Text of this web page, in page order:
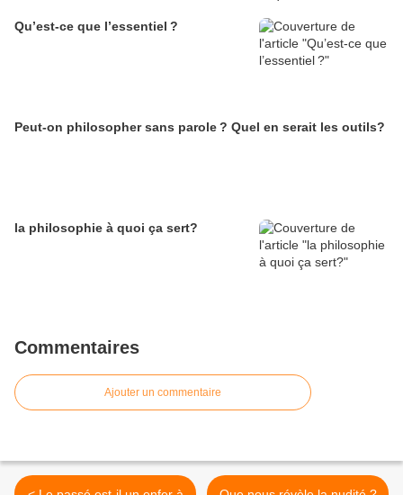
Qu’est-ce que l’essentiel ?
Peut-on philosopher sans parole ? Quel en serait les outils?
la philosophie à quoi ça sert?
Commentaires
Ajouter un commentaire